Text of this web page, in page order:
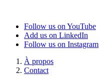
Follow us on YouTube
Add us on LinkedIn
Follow us on Instagram
À propos
Contact